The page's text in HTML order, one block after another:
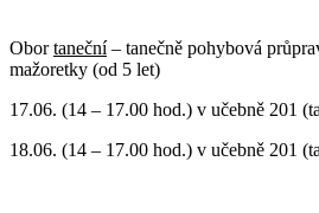
Obortaneční– tanečně pohybová
mažoretky (od 5 let)
17.06. (14 – 17.00 hod.) v učebně 201
18.06. (14 – 17.00 hod.) v učebně 201